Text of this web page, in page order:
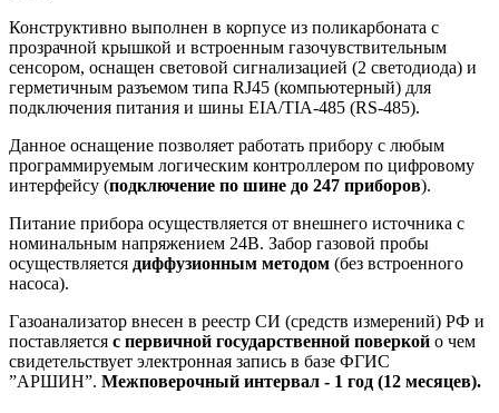
Конструктивно выполнен в корпусе из поликарбоната с
прозрачной крышкой и встроенным газочувствительным
сенсором, оснащен световой сигнализацией (2 светодиода) и
герметичным разъемом типа RJ45 (компьютерный) для
подключения питания и шины EIA/TIA-485 (RS-485).
Данное оснащение позволяет работать прибору с любым
программируемым логическим контроллером по цифровому
интерфейсу (подключение по шине до 247 приборов).
Питание прибора осуществляется от внешнего источника с
номинальным напряжением 24В. Забор газовой пробы
осуществляется диффузионным методом (без встроенного
насоса).
Газоанализатор внесен в реестр СИ (средств измерений) РФ и
поставляется с первичной государственной поверкой о чем
свидетельствует электронная запись в базе ФГИС
”АРШИН”. Межповерочный интервал - 1 год (12 месяцев).